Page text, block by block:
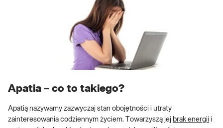
Apatia – co to takiego?
Apatią nazywamy zazwyczaj stan obojętności i utraty
zainteresowania codziennym życiem. Towarzyszą jej brak energii i